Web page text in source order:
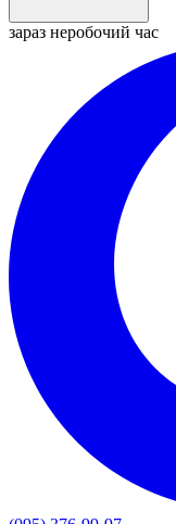
зараз неробочий час